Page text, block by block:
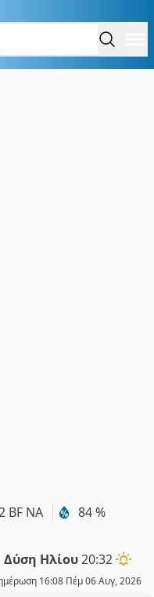
BF ΝΑ 84 %
Δύση Ηλίου20:32
16:08 Πέμ 06 Αυγ, 2026